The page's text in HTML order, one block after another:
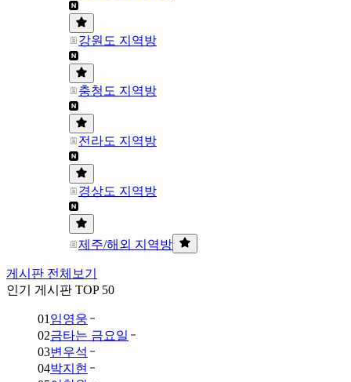
강원도 지역방
충청도 지역방
전라도 지역방
경상도 지역방
제주/해외 지역방
게시판 전체보기
인기 게시판 TOP 50
01 임영웅
02금타는 금요일
03변우석
04박지현